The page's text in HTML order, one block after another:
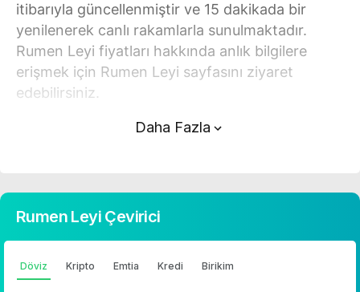
itibarıyla güncellenmiştir ve 15 dakikada bir
yenilenerek canlı rakamlarla sunulmaktadır.
Rumen Leyi fiyatları hakkında anlık bilgilere
erişmek için Rumen Leyi sayfasını ziyaret
edebilirsiniz.
Rumen Leyi (TL) fiyatı bugün yükseldi.
hacmi 0. Fiyatı son 24 saatte -0,170000 değişim
göstermiştir..
Rumen Leyi hesaplama işlemleri için, sayfanın
Daha Fazla
Rumen Leyi Çevirici
Döviz Kripto Emtia Kredi Birikim